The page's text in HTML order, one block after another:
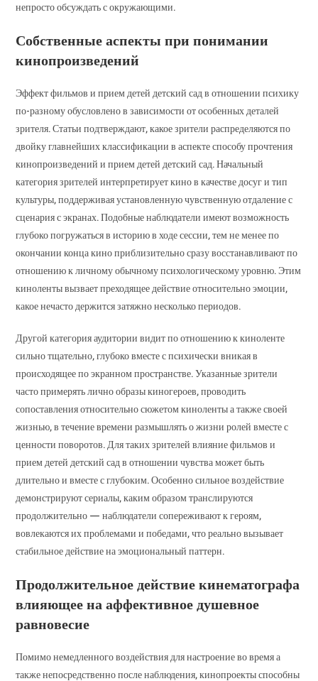
непросто обсуждать с окружающими.
Собственные аспекты при понимании
кинопроизведений
Эффект фильмов и прием детей детский сад в отношении психику
по-разному обусловлено в зависимости от особенных деталей
зрителя. Статьи подтверждают, какое зрители распределяются по
двойку главнейших классификации в аспекте способу прочтения
кинопроизведений и прием детей детский сад. Начальный
категория зрителей интерпретирует кино в качестве досуг и тип
культуры, поддерживая установленную чувственную отдаление с
сценария с экранах. Подобные наблюдатели имеют возможность
глубоко погружаться в историю в ходе сессии, тем не менее по
окончании конца кино приблизительно сразу восстанавливают по
отношению к личному обычному психологическому уровню. Этим
киноленты вызвает преходящее действие относительно эмоции,
какое нечасто держится затяжно несколько периодов.
Другой категория аудитории видит по отношению к киноленте
сильно тщательно, глубоко вместе с психически вникая в
происходящее по экранном пространстве. Указанные зрители
часто примерять лично образы киногероев, проводить
сопоставления относительно сюжетом киноленты а также своей
жизнью, в течение времени размышлять о жизни ролей вместе с
ценности поворотов. Для таких зрителей влияние фильмов и
прием детей детский сад в отношении чувства может быть
длительно и вместе с глубоким. Особенно сильное воздействие
демонстрируют сериалы, каким образом транслируются
продолжительно — наблюдатели сопереживают к героям,
вовлекаются их проблемами и победами, что реально вызывает
стабильное действие на эмоциональный паттерн.
Продолжительное действие кинематографа
влияющее на аффективное душевное
равновесие
Помимо немедленного воздействия для настроение во время а
также непосредственно после наблюдения, кинопроекты способны